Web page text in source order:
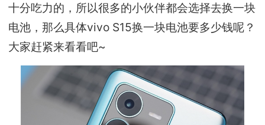
十分吃力的，所以很多的小伙伴都会选择去换一块
电池，那么具体vivo S15换一块电池要多少钱呢？
大家赶紧来看看吧~